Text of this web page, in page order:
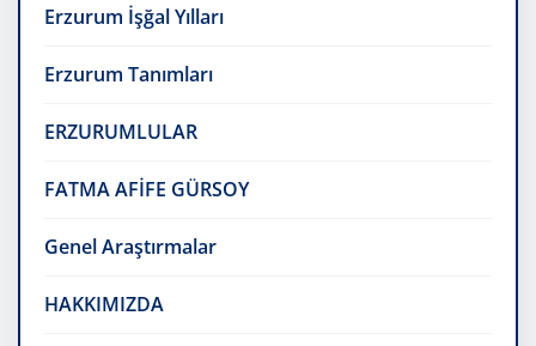
Erzurum İşğal Yılları
Erzurum Tanımları
ERZURUMLULAR
FATMA AFİFE GÜRSOY
Genel Araştırmalar
HAKKIMIZDA